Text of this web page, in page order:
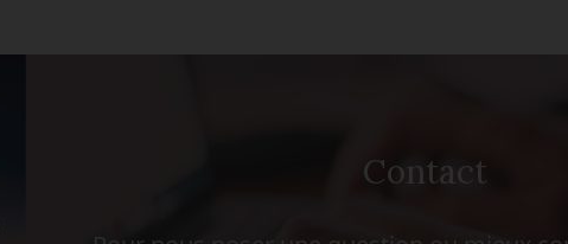
Contact